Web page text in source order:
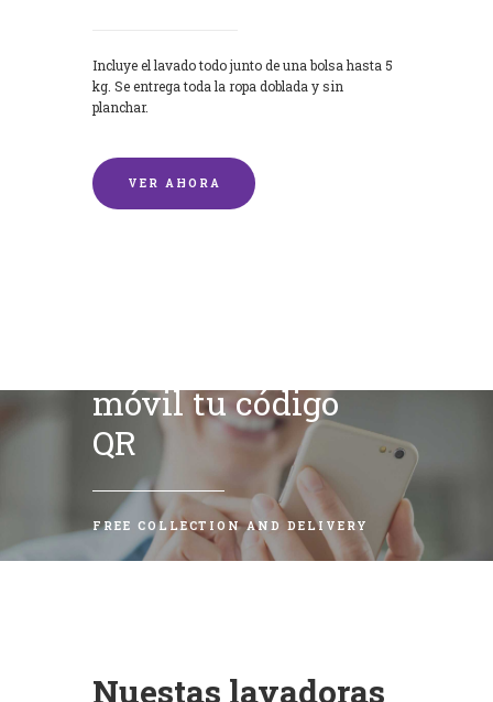
Incluye el lavado todo junto de una bolsa hasta 5
kg. Se entrega toda la ropa doblada y sin
planchar.
VER AHORA
móvil tu código
QR
FREE COLLECTION AND DELIVERY
Nuestas lavadoras